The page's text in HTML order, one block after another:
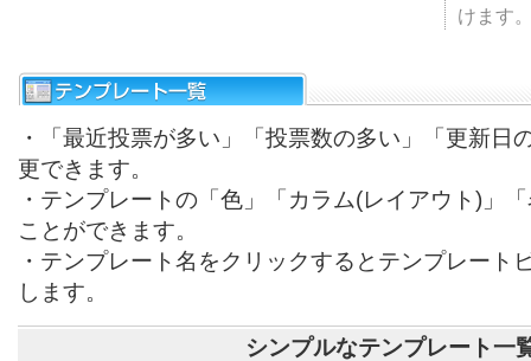
けます
・「最近投票が多い」「投票数の多い」「更新日
更できます。
・テンプレートの「色」「カラム(レイアウト)」
ことができます。
・テンプレート名をクリックするとテンプレート
します。
シンプルなテンプレート一